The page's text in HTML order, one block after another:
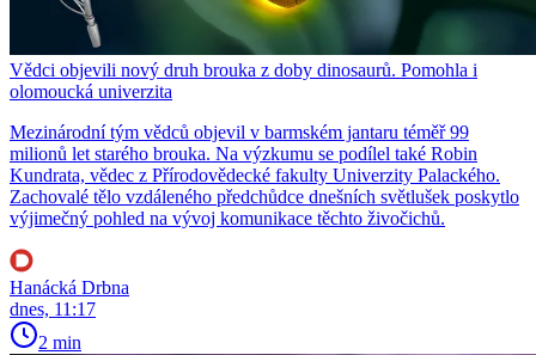
Vědci objevili nový druh brouka z doby dinosaurů. Pomohla i
olomoucká univerzita
Mezinárodní tým vědců objevil v barmském jantaru téměř 99
milionů let starého brouka. Na výzkumu se podílel také Robin
Kundrata, vědec z Přírodovědecké fakulty Univerzity Palackého.
Zachovalé tělo vzdáleného předchůdce dnešních světlušek poskytlo
výjimečný pohled na vývoj komunikace těchto živočichů.
Hanácká Drbna
dnes, 11:17
2 min